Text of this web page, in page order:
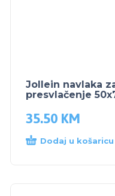
Jollein navlaka
presvlačenje
35.50 KM
Dodaj u košaricu